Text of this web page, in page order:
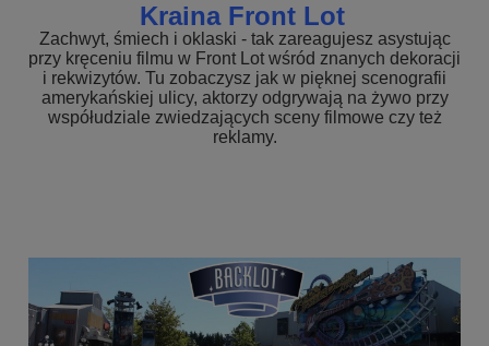
Kraina Front Lot
Zachwyt, śmiech i oklaski - tak zareagujesz asystując
przy kręceniu filmu w Front Lot wśród znanych dekoracji
i rekwizytów. Tu zobaczysz jak w pięknej scenografii
amerykańskiej ulicy, aktorzy odgrywają na żywo przy
współudziale zwiedzających sceny filmowe czy też
reklamy.